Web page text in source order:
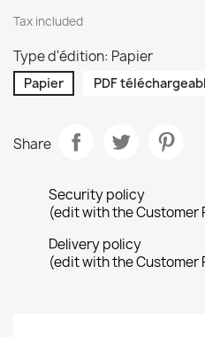
Tax included
Type d'édition: Papier
Papier PDF
Share
Security policy
(edit with the Customer
Delivery policy
(edit with the Customer